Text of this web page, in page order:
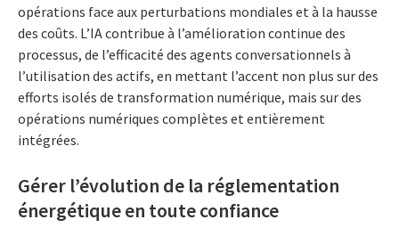
opérations face aux perturbations mondiales et à la hausse
des coûts. L’IA contribue à l’amélioration continue des
processus, de l’efficacité des agents conversationnels à
l’utilisation des actifs, en mettant l’accent non plus sur des
efforts isolés de transformation numérique, mais sur des
opérations numériques complètes et entièrement
intégrées.
Gérer l’évolution de la réglementation
énergétique en toute confiance